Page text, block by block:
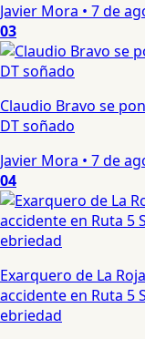
Javier Mora • 7 de
03
Claudio Bravo se
DT soñado
Javier Mora • 7 de
04
Exarquero de La
accidente en Ruta 5
ebriedad